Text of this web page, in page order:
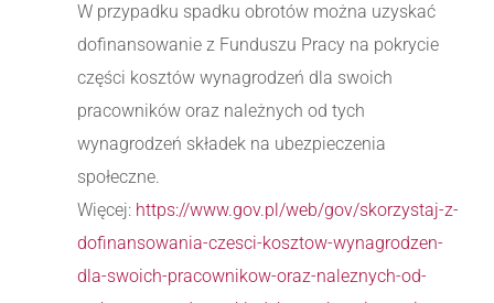
W przypadku spadku obrotów można uzyskać
dofinansowanie z Funduszu Pracy na pokrycie
części kosztów wynagrodzeń dla swoich
pracowników oraz należnych od tych
wynagrodzeń składek na ubezpieczenia
społeczne.
Więcej: https://www.gov.pl/web/gov/skorzystaj-z-
dofinansowania-czesci-kosztow-wynagrodzen-
dla-swoich-pracownikow-oraz-naleznych-od-